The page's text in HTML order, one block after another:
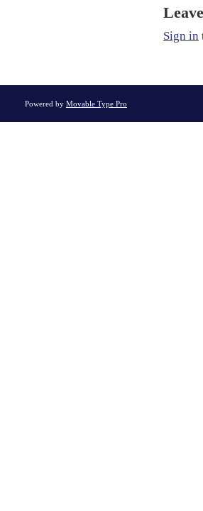
Sign in
Powered by Movable Type Pro